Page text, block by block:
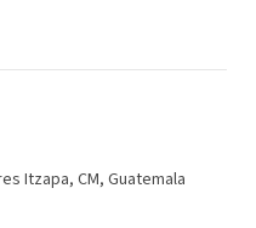
Itzapa, CM, Guatemala